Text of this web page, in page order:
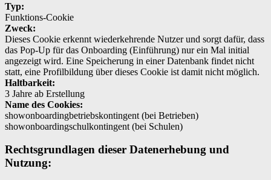
Typ:
Funktions-Cookie
Zweck:
Dieses Cookie erkennt wiederkehrende Nutzer und sorgt dafür, dass
das Pop-Up für das Onboarding (Einführung) nur ein Mal initial
angezeigt wird. Eine Speicherung in einer Datenbank findet nicht
statt, eine Profilbildung über dieses Cookie ist damit nicht möglich.
Haltbarkeit:
3 Jahre ab Erstellung
Name des Cookies:
showonboardingbetriebskontingent (bei Betrieben)
showonboardingschulkontingent (bei Schulen)
Rechtsgrundlagen dieser Datenerhebung und
Nutzung: